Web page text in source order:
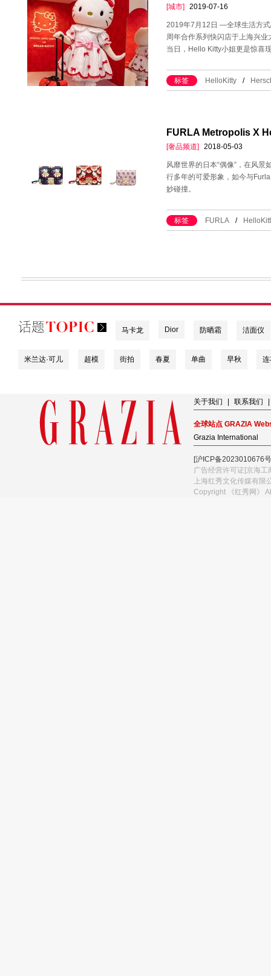
[城市] 2019-07-16
2019年7月12日 —全球生活方
周年合作系列快闪店于上海兴
当日，Hello Kitty小姐更是惊喜
标签 HelloKitty /
FURLA Metropolis X
[奢品频道] 2018-05-03
风靡世界的日本“偶像”，在风
行多年的可爱形象，如今与
妙碰撞。
标签 FURLA /
马卡龙 Dior 防晒霜 洁面仪
米兰达·可儿 超模 街拍 春夏 单曲 早秋
关于我们 联系我们
全球站点 GRAZIA
Grazia International
[沪ICP备2023010676
广告经营许可证[京海
上海红秀文化传媒有限
Copyright 《红秀网》